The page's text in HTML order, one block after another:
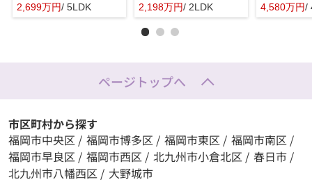
2,699万円/ 5LDK
2,198万円/ 2LDK 4,580万円/
ページトップへ
市区町村から探す
福岡市中央区 / 福岡市博多区 / 福岡市東区 / 福岡市南区 /
福岡市早良区 / 福岡市西区 / 北九州市小倉北区 / 春日市 /
北九州市八幡西区 / 大野城市